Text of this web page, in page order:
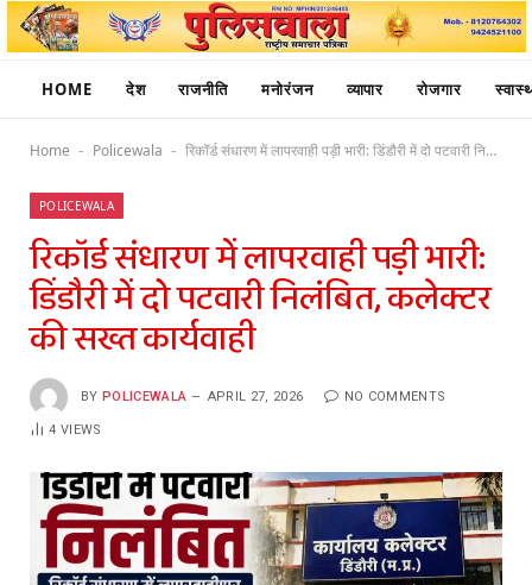
HOME देश राजनीति मनोरंजन व्यापार रोजगार
Home - Policewala - रिकॉर्ड संधारण में लापरवाही पड़ी भारी: डिंडौरी में दो पटवारी निलंबित, कलेक्टर की सख्त कार्यवाही
POLICEWALA
रिकॉर्ड संधारण में लापरवाही पड़ी भारी:
डिंडौरी में दो पटवारी निलंबित, कलेक्टर
की सख्त कार्यवाही
BY POLICEWALA APRIL 27, 2026 NO COMMENTS
4VIEWS